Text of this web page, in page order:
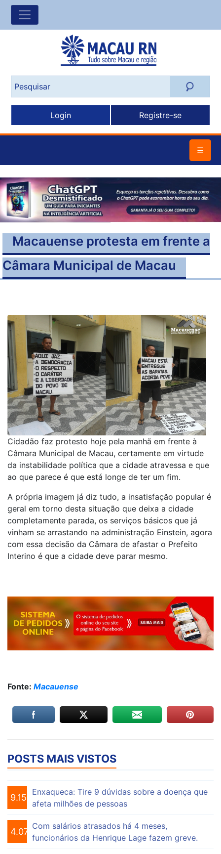
Login Registre-se
☰
Macauense protesta em frente a
Câmara Municipal de Macau
Cidadão faz protesto hoje pela manhã em frente à
Câmara Municipal de Macau, certamente em virtude
da instabilidade política que a cidade atravessa e que
ao que parece é que está longe de ter um fim.
A própria imagem já diz tudo, a insatisfação popular é
geral em torno desta situação que deixa a cidade
completamente parada, os serviços básicos que já
vinham se arrastando na administração Einstein, agora
com essa decisão da Câmara de afastar o Prefeito
Interino é que a cidade deve parar mesmo.
Fonte: Macauense
POSTS MAIS VISTOS
9.156
Enxaqueca: Tire 9 dúvidas sobre a doença que
afeta milhões de pessoas
4.076
Com salários atrasados há 4 meses,
funcionários da Henrique Lage fazem greve.